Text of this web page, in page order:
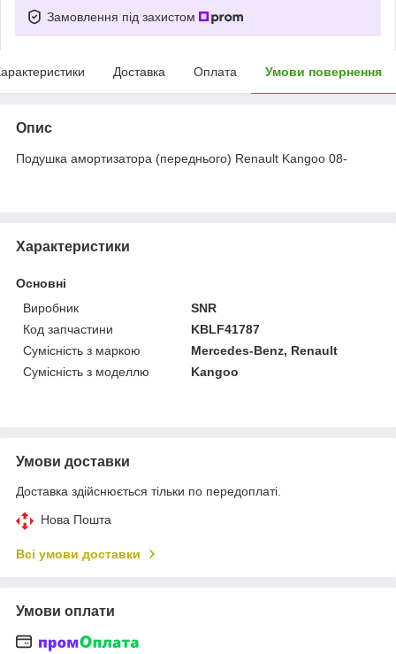
Замовлення під захистом
Доставка Оплата Умови повернення
Опис
Подушка амортизатора (переднього) Renault Kangoo 08-
Характеристики
Основні
Виробник
SNR
Код запчастини
KBLF41787
Сумісність з маркою
Mercedes-Benz, Renault
Сумісність з моделлю
Kangoo
Умови доставки
Доставка здійснюється тільки по передоплаті.
Нова Пошта
Всі умови доставки
Умови оплати